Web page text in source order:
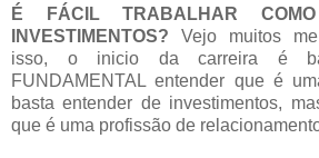
É FÁCIL TRABALHAR
INVESTIMENTOS? Vejo muitos
isso, o inicio da carreira é
FUNDAMENTAL entender que é
basta entender de investimentos,
que é uma profissão de